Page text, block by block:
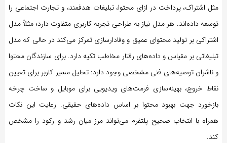
مثل اشتراک، پرداخت در ازای محتوا، تبلیغات هدفمند، و تجارت اجتماعی را
توسعه داده‌اند. هر مدل نیاز به طراحی تجربه کاربری متفاوت دارد؛ مثلاً مدل
اشتراکی بر تولید محتوای عمیق و وفادارسازی تمرکز می‌کند در حالی که مدل
تبلیغاتی بر مقیاس و داده‌های رفتار مخاطب تکیه دارد. برای سازندگان محتوا
و ناشران توصیه‌های فنی مشخصی وجود دارد: تحلیل مسیر کاربر برای تعیین
نقاط خروج، بهینه‌سازی فرمت‌های ویدیویی برای موبایل و ساخت چرخه
بازخورد جهت بهبود محتوا بر اساس داده‌های حقیقی. رعایت این نکات
همراه با انتخاب صحیح پلتفرم می‌تواند مرز میان رشد و رکود را مشخص
کند.